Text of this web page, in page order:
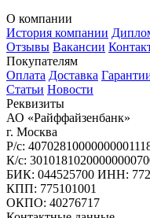
О компании
История компании
Отзывы Вакансии
Покупателям
Оплата Доставка
Статьи Новости
Реквизиты
АО «Райффайзенбанк»
г. Москва
Р/с:
К/с:
БИК: 044525700 ИНН:
КПП: 775101001
ОКПО: 40276717